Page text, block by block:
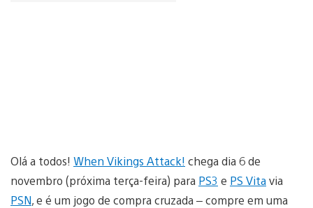
Olá a todos! When Vikings Attack! chega dia 6 de
novembro (próxima terça-feira) para PS3 e PS Vitavia
PSN, e é um jogo de compra cruzada – compre em uma